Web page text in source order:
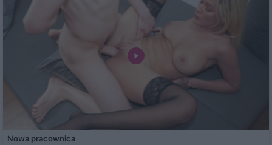
Nowa pracownica